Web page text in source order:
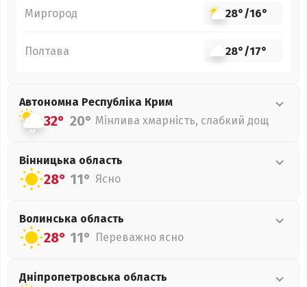
Миргород 28°/16°
Полтава 28°/17°
Автономна Республіка Крим
32° 20° Мінлива хмарність, слабкий дощ
Вінницька область
28° 11° Ясно
Волинська область
28° 11° Переважно ясно
Дніпропетровська область